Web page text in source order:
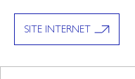
SITE INTERNET